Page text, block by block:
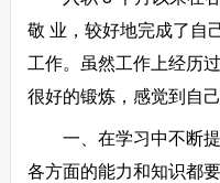
敬 业，较好地完成了自
工作。虽然工作上经历
很好的锻炼，感觉到自
一、在学习中不断提
各方面的能力和知识都